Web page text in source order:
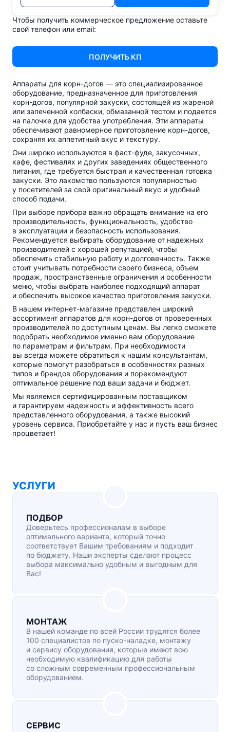
Чтобы получить коммерческое предложение оставьте
свой телефон или email:
ПОЛУЧИТЬ КП
Аппараты для корн-догов — это специализированное
оборудование, предназначенное для приготовления
корн-догов, популярной закуски, состоящей из жареной
или запеченной колбаски, обмазанной тестом и подается
на палочке для удобства употребления. Эти аппараты
обеспечивают равномерное приготовление корн-догов,
сохраняя их аппетитный вкус и текстуру.
Они широко используются в фаст-фуде, закусочных,
кафе, фестивалях и других заведениях общественного
питания, где требуется быстрая и качественная готовка
закуски. Это лакомство пользуются популярностью
у посетителей за свой оригинальный вкус и удобный
способ подачи.
При выборе прибора важно обращать внимание на его
производительность, функциональность, удобство
в эксплуатации и безопасность использования.
Рекомендуется выбирать оборудование от надежных
производителей с хорошей репутацией, чтобы
обеспечить стабильную работу и долговечность. Также
стоит учитывать потребности своего бизнеса, объем
продаж, пространственные ограничения и особенности
меню, чтобы выбрать наиболее подходящий аппарат
и обеспечить высокое качество приготовления закуски.
В нашем интернет-магазине представлен широкий
ассортимент аппаратов для корн-догов от проверенных
производителей по доступным ценам. Вы легко сможете
подобрать необходимое именно вам оборудование
по параметрам и фильтрам. При необходимости
вы всегда можете обратиться к нашим консультантам,
которые помогут разобраться в особенностях разных
типов и брендов оборудования и порекомендуют
оптимальное решение под ваши задачи и бюджет.
Мы являемся сертифицированным поставщиком
и гарантируем надежность и эффективность всего
представленного оборудования, а также высокий
уровень сервиса. Приобретайте у нас и пусть ваш бизнес
процветает!
УСЛУГИ
ПОДБОР
Доверьтесь профессионалам в выборе
оптимального варианта, который точно
соответствует Вашим требованиям и подходит
по бюджету. Наши эксперты сделают процесс
выбора максимально удобным и выгодным для
Вас!
МОНТАЖ
В нашей команде по всей России трудятся более
100 специалистов по пуско-наладке, монтажу
и сервису оборудования, которые имеют всю
необходимую квалификацию для работы
со сложным современным профессиональным
оборудованием.
СЕРВИС